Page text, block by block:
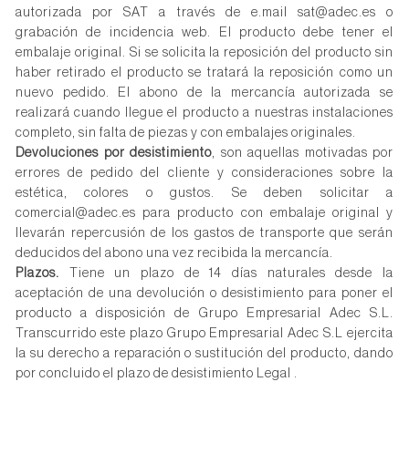
autorizada por SAT a través de e.mail sat@adec.es o
grabación de incidencia web. El producto debe tener el
embalaje original. Si se solicita la reposición del producto sin
haber retirado el producto se tratará la reposición como un
nuevo pedido. El abono de la mercancía autorizada se
realizará cuando llegue el producto a nuestras instalaciones
completo, sin falta de piezas y con embalajes originales.
Devoluciones por desistimiento, son aquellas motivadas por
errores de pedido del cliente y consideraciones sobre la
estética, colores o gustos. Se deben solicitar a
comercial@adec.es para producto con embalaje original y
llevarán repercusión de los gastos de transporte que serán
deducidos del abono una vez recibida la mercancía.
Plazos. Tiene un plazo de 14 días naturales desde la
aceptación de una devolución o desistimiento para poner el
producto a disposición de Grupo Empresarial Adec S.L.
Transcurrido este plazo Grupo Empresarial Adec S.L ejercita
la su derecho a reparación o sustitución del producto, dando
por concluido el plazo de desistimiento Legal .